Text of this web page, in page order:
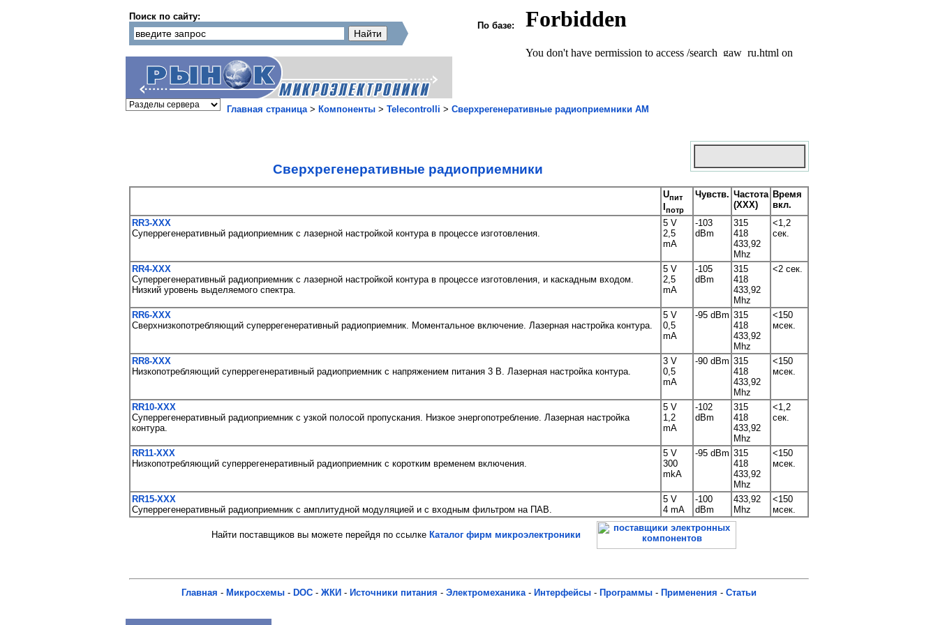
Поиск по сайту:
По базе:
Главная страница> Компоненты > Telecontrolli > Cверхрегенеративные радиоприемники AM
Cверхрегенеративные радиоприемники
Uпит
Iпотр
Чувств. Частота
(XXX)
Время
вкл.
RR3-XXX
Суперрегенеративный радиоприемник с лазерной настройкой контура в процессе изготовления.
5 V
2,5
mA
-103
dBm
315
418
433,92
Mhz
<1,2
сек.
RR4-XXX
Суперрегенеративный радиоприемник с лазерной настройкой контура в процессе изготовления, и каскадным входом.
Низкий уровень выделяемого спектра.
5 V
2,5
mA
-105
dBm
315
418
433,92
Mhz
<2 сек.
RR6-XXX
Сверхнизкопотребляющий суперрегенеративный радиоприемник. Моментальное включение. Лазерная настройка контура.
5 V
0,5
mA
-95 dBm 315
418
433,92
Mhz
<150
мсек.
RR8-XXX
Низкопотребляющий суперрегенеративный радиоприемник с напряжением питания 3 В. Лазерная настройка контура.
3 V
0,5
mA
-90 dBm 315
418
433,92
Mhz
<150
мсек.
RR10-XXX
Суперрегенеративный радиоприемник с узкой полосой пропускания. Низкое энергопотребление. Лазерная настройка
контура.
5 V
1,2
mA
-102
dBm
315
418
433,92
Mhz
<1,2
сек.
RR11-XXX
Низкопотребляющий суперрегенеративный радиоприемник с коротким временем включения.
5 V
300
mkA
-95 dBm 315
418
433,92
Mhz
<150
мсек.
RR15-XXX
Суперрегенеративный радиоприемник с амплитудной модуляцией и с входным фильтром на ПАВ.
5 V
4 mA
-100
dBm
433,92
Mhz
<150
мсек.
Найти поставщиков вы можете перейдя по ссылке Каталог фирм микроэлектроники
Главная - Микросхемы - DOC - ЖКИ - Источники питания - Электромеханика- Интерфейсы - Программы - Применения - Статьи